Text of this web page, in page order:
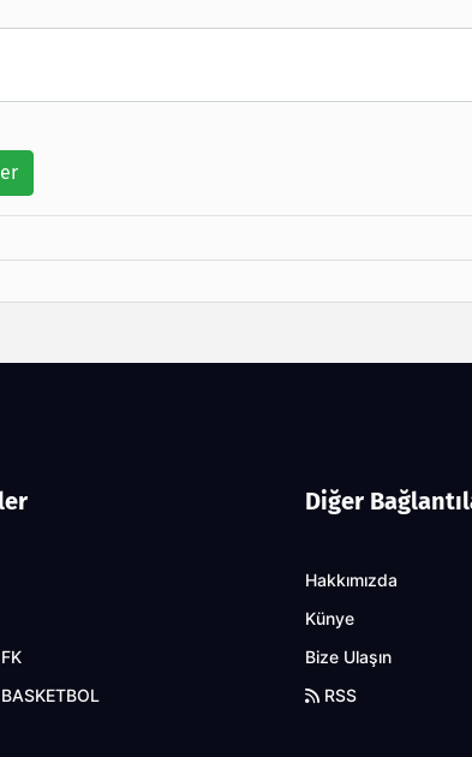
Diğer
Hakkımızda
Künye
Bize Ulaşın
RSS